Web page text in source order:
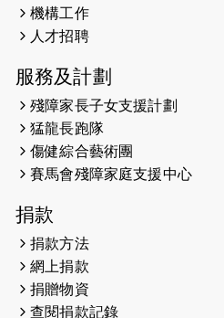
2026-05-21
2026-05-14
（19:00開始）
2026-05-07
開始）
2026-04-30
2026-04-25
2026-04-24
機構工作
人才招聘
服務及計劃
殘障家長子女支援計劃
猛龍長跑隊
傷健綜合藝術團
賽馬會殘障家庭支援中心
捐款
捐款方法
網上捐款
捐贈物資
查閱捐款記錄